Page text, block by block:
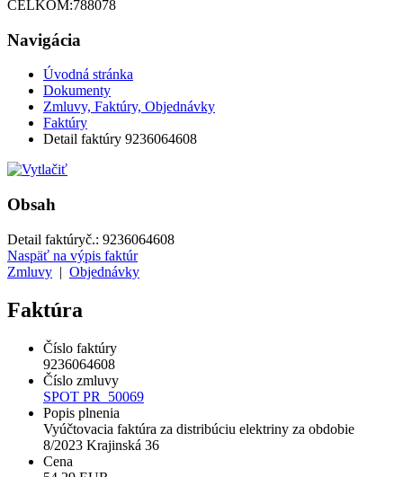
CELKOM:788078
Navigácia
Úvodná stránka
Dokumenty
Zmluvy, Faktúry, Objednávky
Faktúry
Detail faktúry 9236064608
Obsah
Detail faktúryč.: 9236064608
Naspäť na výpis faktúr
Zmluvy | Objednávky
Faktúra
Číslo faktúry
9236064608
Číslo zmluvy
SPOT PR_50069
Popis plnenia
Vyúčtovacia faktúra za distribúciu elektriny za obdobie
8/2023 Krajinská 36
Cena